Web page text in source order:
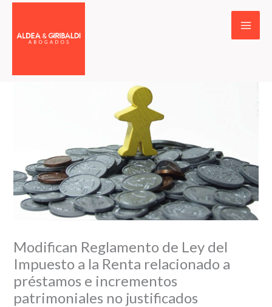
contenido
Modifican Reglamento de Ley del
Impuesto a la Renta relacionado a
préstamos e incrementos
patrimoniales no justificados